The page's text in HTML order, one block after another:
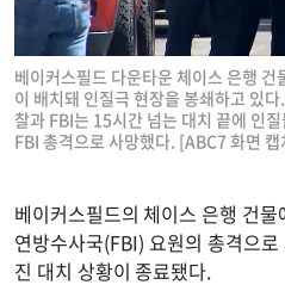
베이커스필드 다운타운 체이스 은행 건
이 배치돼 인질극 현장을 봉쇄하고 있
찰과 FBI는 15시간 넘는 대치 끝에 인
FBI 총격으로 사망했다. [ABC7 화면 캡
베이커스필드의 체이스 은행 건
연방수사국(FBI) 요원의 총격으
진 대치 상황이 종료됐다.